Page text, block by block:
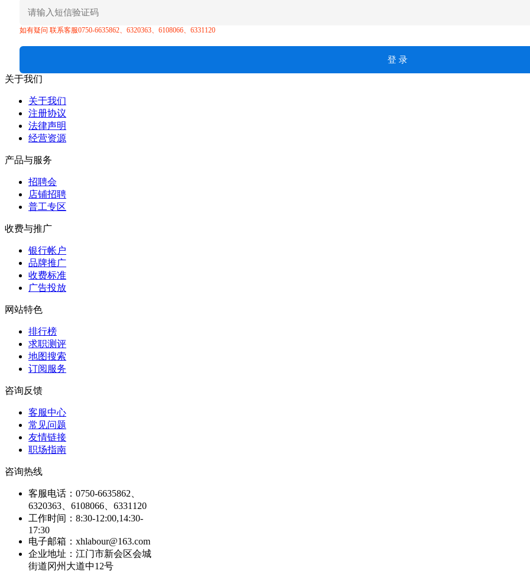
如有疑问 联系客服0750-6635862、6320363、6108066、6331120
关于我们
关于我们
注册协议
法律声明
经营资源
产品与服务
招聘会
店铺招聘
普工专区
收费与推广
银行帐户
品牌推广
收费标准
广告投放
网站特色
排行榜
求职测评
地图搜索
订阅服务
咨询反馈
客服中心
常见问题
友情链接
职场指南
咨询热线
客服电话：0750-6635862、
6320363、6108066、6331120
工作时间：8:30-12:00,14:30-
17:30
电子邮箱：xhlabour@163.com
企业地址：江门市新会区会城
街道冈州大道中12号